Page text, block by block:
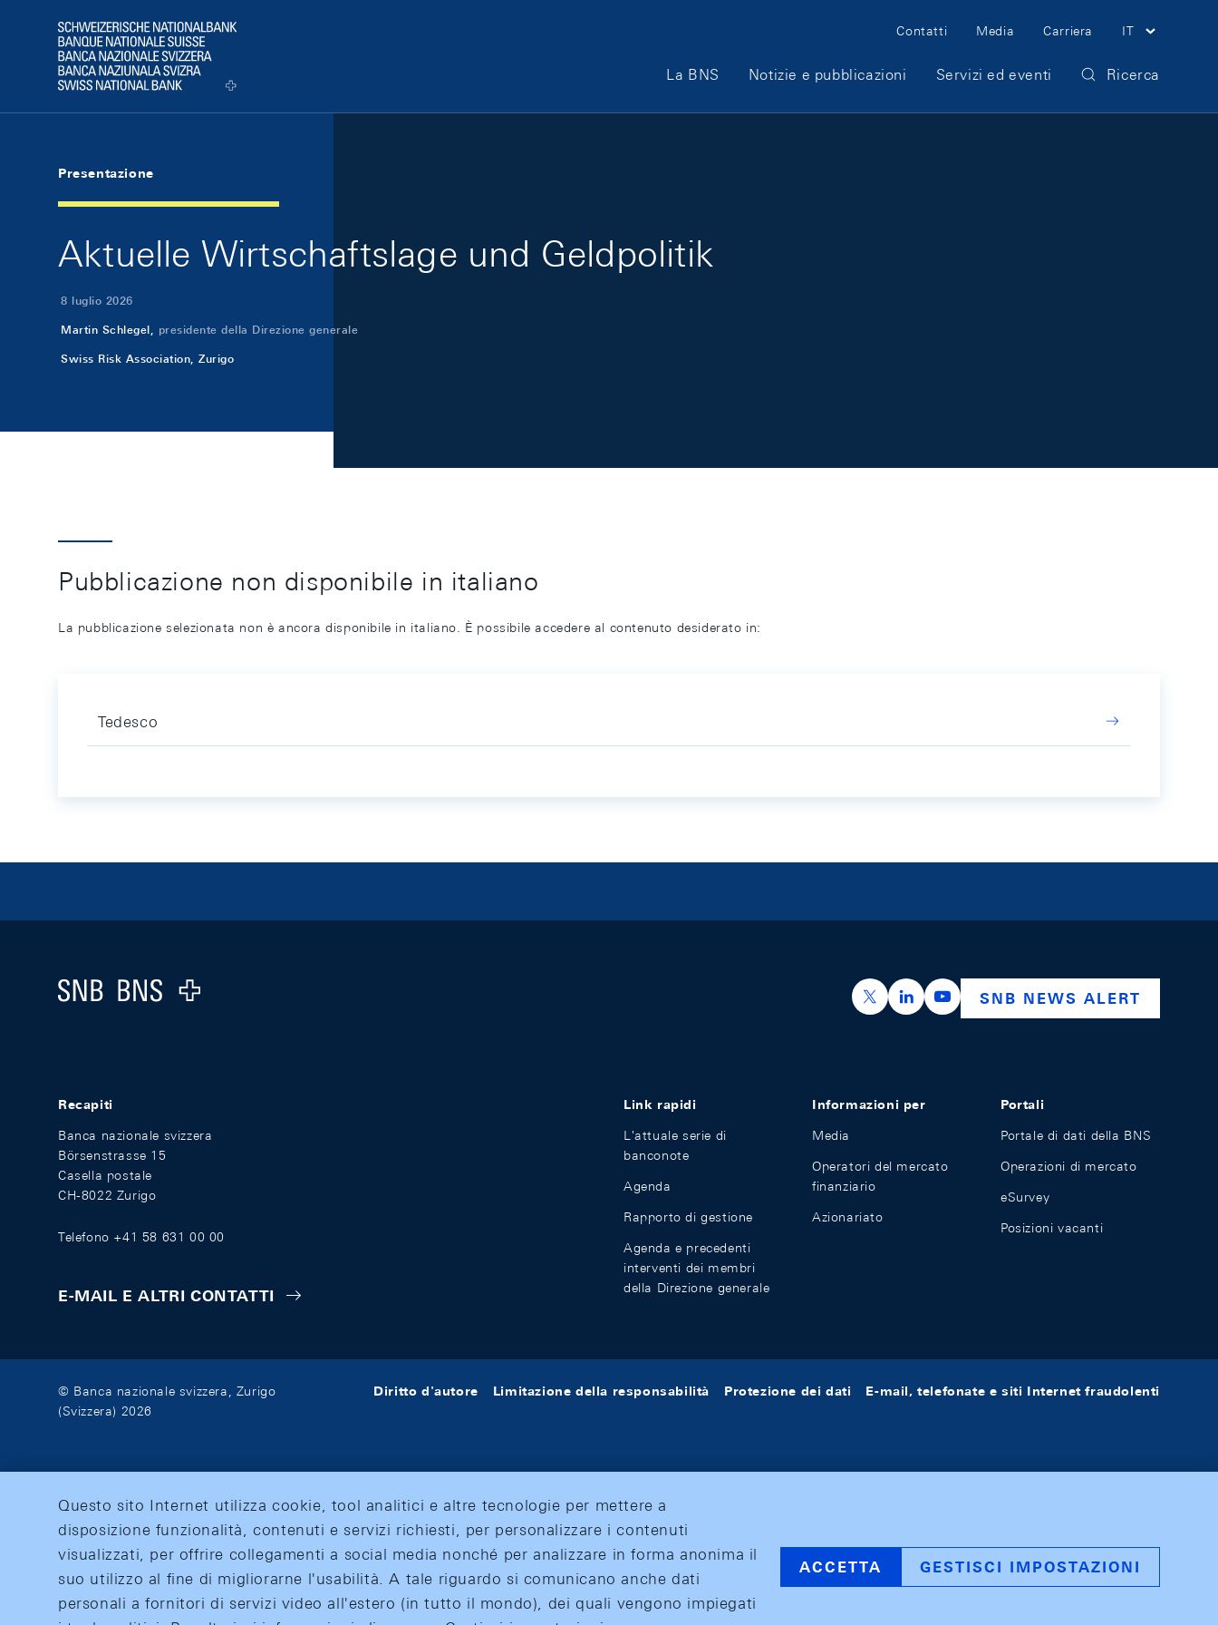
Logo
Meta Navigation
Contatti Media Carriera IT
Main Navigation
La BNS Notizie e pubblicazioni Servizi ed eventi Ricerca
Presentazione
Aktuelle Wirtschaftslage und Geldpolitik
8 luglio 2026
Martin Schlegel, presidente della Direzione generale
Swiss Risk Association, Zurigo
Pubblicazione non disponibile in italiano
La pubblicazione selezionata non è ancora disponibile in italiano. È possibile accedere al contenuto desiderato in:
Tedesco
Logo
https://x.com/snb_bns
https://ch.linkedin.com/company/swiss-
https://www.youtube.com/
SNB NEWS ALERT
Recapiti
Banca nazionale svizzera
Börsenstrasse 15
Casella postale
CH-8022 Zurigo
Telefono +41 58 631 00 00
E-MAIL E ALTRI CONTATTI
Link rapidi
L'attuale serie di
banconote
Agenda
Rapporto di gestione
Agenda e precedenti
interventi dei membri
della Direzione generale
Informazioni per
Media
Operatori del mercato
finanziario
Azionariato
Portali
Portale di dati della BNS
Operazioni di mercato
eSurvey
Posizioni vacanti
© Banca nazionale svizzera, Zurigo
(Svizzera) 2026
Diritto d'autore Limitazione della responsabilità Protezione dei dati E-mail, telefonate e siti Internet fraudolenti
Questo sito Internet utilizza cookie, tool analitici e altre tecnologie per mettere a
disposizione funzionalità, contenuti e servizi richiesti, per personalizzare i contenuti
visualizzati, per offrire collegamenti a social media nonché per analizzare in forma anonima il
suo utilizzo al fine di migliorarne l'usabilità. A tale riguardo si comunicano anche dati
personali a fornitori di servizi video all'estero (in tutto il mondo), dei quali vengono impiegati
ACCETTA GESTISCI IMPOSTAZIONI